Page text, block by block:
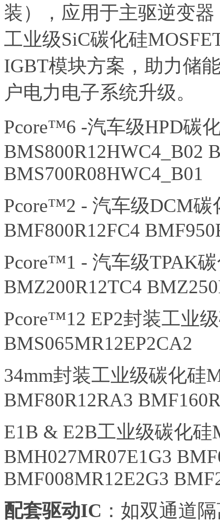
装），应用于主驱逆变
工业级SiC碳化硅
IGBT模块方案，助力储
户电力电子系统升级。
Pcore™6 -汽车级HPD碳
BMS800R12HWC4_B02
BMS700R08HWC4_B01
Pcore™2 - 汽车级DCM碳
BMF800R12FC4
Pcore™1 - 汽车级TPAK
BMZ200R12TC4
Pcore™12 EP2封装工业
BMS065MR12EP2CA2
34mm封装工业级碳化硅
BMF80R12RA3
E1B & E2B工业级碳化硅
BMH027MR07E1G3
BMF008MR12E2G3
配套驱动IC ：如双通道